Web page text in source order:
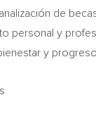
de
personal y
y progreso